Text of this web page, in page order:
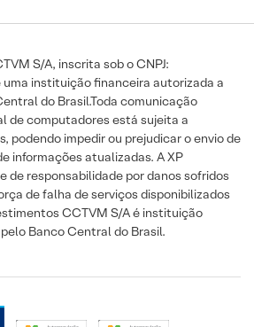
S/A, inscrita sob o CNPJ:
instituição financeira autorizada a
do Brasil.Toda comunicação
de computadores está sujeita a
podendo impedir ou prejudicar o envio de
informações atualizadas. A XP
de responsabilidade por danos sofridos
de falha de serviços disponibilizados
CCTVM S/A é instituição
Banco Central do Brasil.